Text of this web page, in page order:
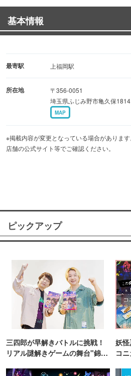
基本情報
最寄駅 上福岡駅
所在地
〒356-0051
埼玉県ふじみ野市亀久保1814
MAP
※掲載内容が変更となっている場合がありま
店舗の公式サイト等でご確認ください。
ピックアップ
三四郎が早解きバトルに挑戦！
リアル謎解きゲームの舞台"錦糸
妖怪
コ